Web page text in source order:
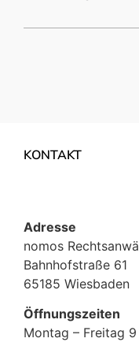
KONTAKT
Adresse
nomos
Bahnhofstraße 61
65185 Wiesbaden
Öffnungszeiten
Montag – Freitag